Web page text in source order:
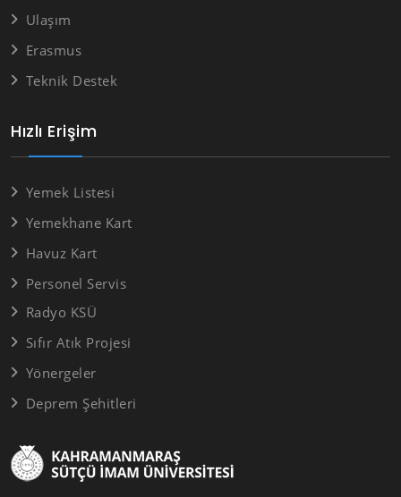
Hızlı Erişim
Yemek Listesi
Yemekhane Kart
Havuz Kart
Personel Servis
Radyo KSÜ
Sıfır Atık Projesi
Yönergeler
Deprem Şehitleri
Ulaşım
Erasmus
Teknik Destek